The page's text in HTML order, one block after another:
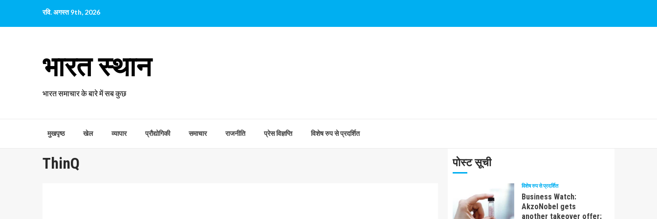
पर
रवि. अगस्त 9th, 2026
भारत स्थान
भारत समाचार के बारे में सब कुछ
मुखपृष्ठ खेल व्यापार प्रौद्योगिकी समाचार राजनीति प्रेस विज्ञप्ति विशेष रुप से प्रदर्शित
ThinQ पोस्ट सूची
विशेष रुप से प्रदर्शित
Business Watch:
AkzoNobel gets
another takeover offer;